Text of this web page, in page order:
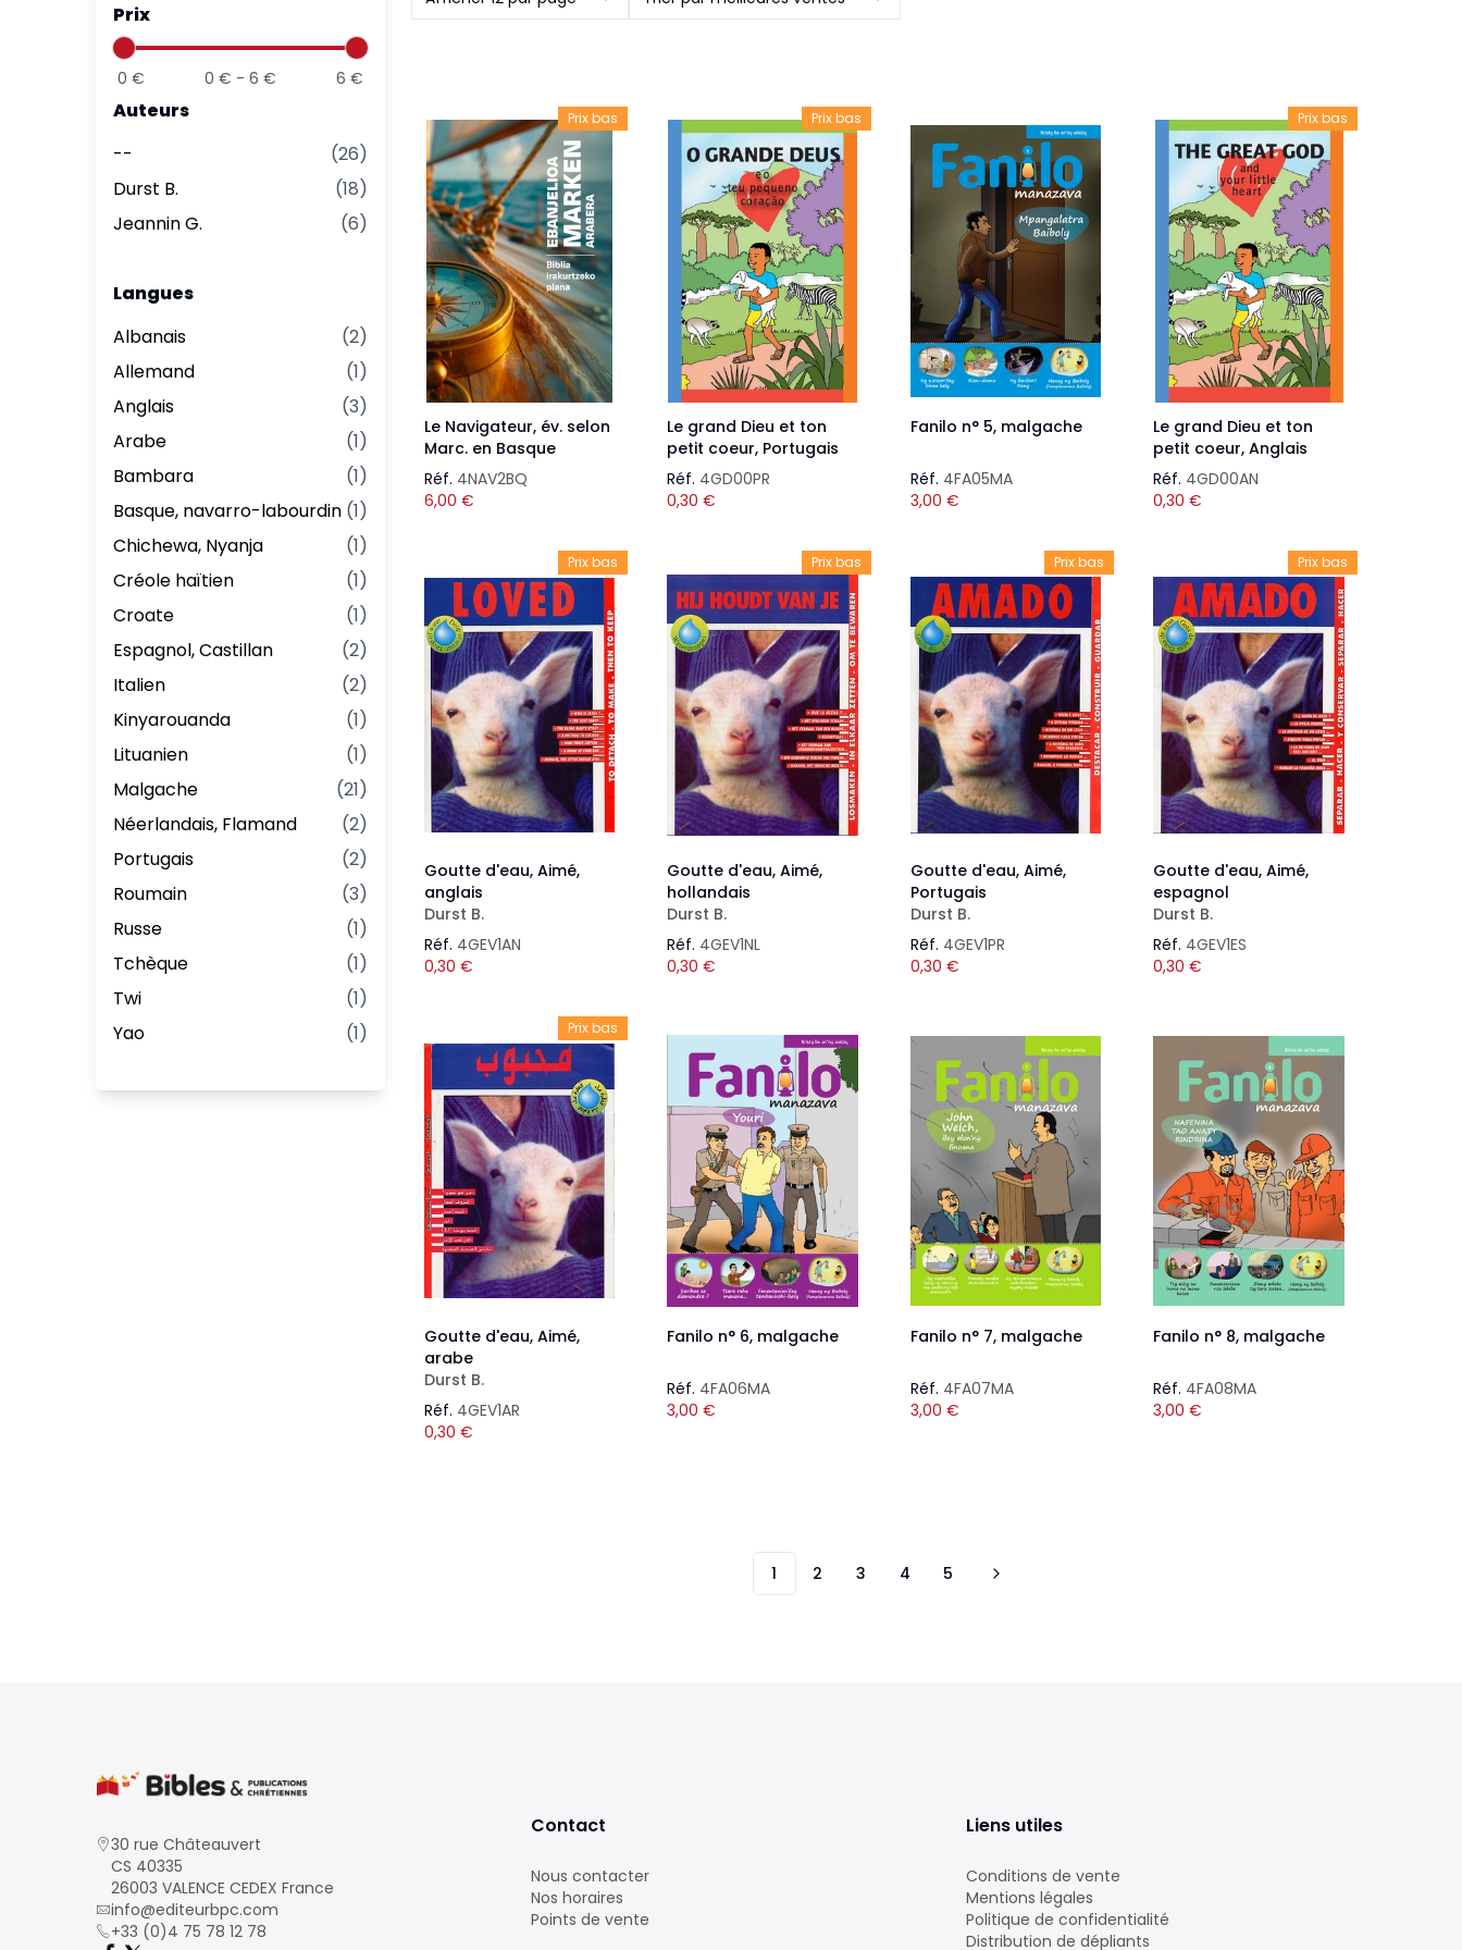
Évangiles
Pour prendre des notes
Affiches
Pour l'Afrique
Langues étrangères
Pour la jeunesse
Langues étrangères
Livres, histoires
Prix
0 € 0 € - 6 € 6 €
Auteurs
--
(26)
Durst B.
(18)
Jeannin G.
(6)
Langues
Albanais
(2)
Allemand
(1)
Anglais
(3)
Arabe
(1)
Bambara
(1)
Basque, navarro-labourdin (1)
Chichewa, Nyanja
(1)
Créole haïtien
(1)
Croate
(1)
Espagnol, Castillan
(2)
Italien
(2)
Kinyarouanda
(1)
Lituanien
(1)
Malgache
(21)
Néerlandais, Flamand
(2)
Portugais
(2)
Roumain
(3)
Russe
(1)
Tchèque
(1)
Twi
(1)
Yao
(1)
Prix bas
Le Navigateur, év. selon
Marc. en Basque
Réf. 4NAV2BQ
6,00 €
Prix bas
Le grand Dieu et ton
petit coeur, Portugais
Réf. 4GD00PR
0,30 €
Fanilo n° 5, malgache
Réf. 4FA05MA
3,00 €
Prix bas
Le grand Dieu et ton
petit coeur, Anglais
Réf. 4GD00AN
0,30 €
Prix bas
Goutte d'eau, Aimé,
anglais
Durst B.
Réf. 4GEV1AN
0,30 €
Prix bas
Goutte d'eau, Aimé,
hollandais
Durst B.
Réf. 4GEV1NL
0,30 €
Prix bas
Goutte d'eau, Aimé,
Portugais
Durst B.
Réf. 4GEV1PR
0,30 €
Prix bas
Goutte d'eau, Aimé,
espagnol
Durst B.
Réf. 4GEV1ES
0,30 €
Prix bas
Goutte d'eau, Aimé,
arabe
Durst B.
Réf. 4GEV1AR
0,30 €
Fanilo n° 6, malgache
Réf. 4FA06MA
3,00 €
Fanilo n° 7, malgache
Réf. 4FA07MA
3,00 €
Fanilo n° 8, malgache
Réf. 4FA08MA
3,00 €
1 2 3 4 5
30 rue Châteauvert
CS 40335
26003 VALENCE CEDEX France
info@editeurbpc.com
+33 (0)4 75 78 12 78
Contact
Nous contacter
Nos horaires
Points de vente
Liens utiles
Conditions de vente
Mentions légales
Politique de confidentialité
Distribution de dépliants